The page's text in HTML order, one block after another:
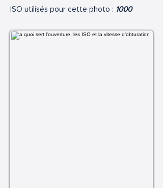
ISO utilisés pour cette photo : 1000